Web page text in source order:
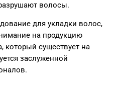
волосы.
для укладки волос,
на продукцию
который существует на
заслуженной